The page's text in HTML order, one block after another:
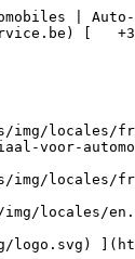
assets/media/30713/conversions/wax-protect-navthumb.jpg)  

 Cire et protection 

 ](https://www.auto-service.be/fr/nettoyage-de-voitures/cire-et-protection) [    ![Traitement anti-rayures](https://www.auto-service.be/assets/media/30711/conversions/krasbehandeling-navthumb.jpg)  

 Traitement anti-rayures 

 ](https://www.auto-service.be/fr/nettoyage-de-voitures/traitement-anti-rayures) [    ![Accessoires](https://www.auto-service.be/assets/media/30709/conversions/toebehoren-navthumb.jpg)  

 Accessoires 

 ](https://www.auto-service.be/fr/nettoyage-de-voitures/accessoires) [    ![Kits](https://www.auto-service.be/assets/media/30668/conversions/kits-navthumb.jpg)  

 Kits 

 ](https://www.auto-service.be/fr/nettoyage-de-voitures/kits) 

 [ { setTimeout(() =&gt; {